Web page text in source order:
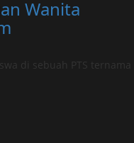
Wanita
di sebuah PTS ternama